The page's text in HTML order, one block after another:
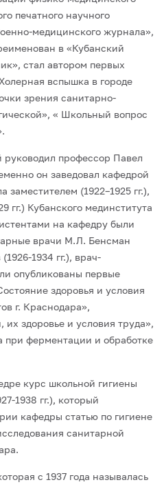
печатного научного
медицинского журнала»,
в «Кубанский
стал автором первых
вспышка в городе
зрения санитарно-
« Школьный вопрос
руководил профессор Павел
он заведовал кафедрой
(1922–1925 гг.),
гг.) Кубанского мединститута
на кафедру были
врачи М.Л. Бенсман
1934 гг.), врач-
опубликованы первые
здоровья и условия
г. Краснодара»,
здоровье и условия труда»,
при ферментации и обработке
курс школьной гигиены
1938 гг.), который
кафедры статью по гигиене
санитарной
с 1937 года называлась